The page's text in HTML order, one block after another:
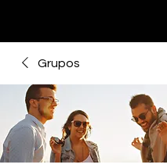
Grupos